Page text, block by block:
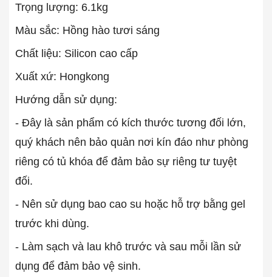
Trọng lượng: 6.1kg
Màu sắc: Hồng hào tươi sáng
Chất liệu: Silicon cao cấp
Xuất xứ: Hongkong
Hướng dẫn sử dụng:
- Đây là sản phẩm có kích thước tương đối lớn,
quý khách nên bảo quản nơi kín đáo như phòng
riêng có tủ khóa để đảm bảo sự riêng tư tuyệt
đối.
- Nên sử dụng bao cao su hoặc hỗ trợ bằng gel
trước khi dùng.
- Làm sạch và lau khô trước và sau mỗi lần sử
dụng để đảm bảo vệ sinh.